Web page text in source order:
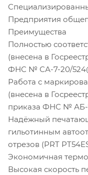
Предприятия
Преимущества
Полностью
(внесена в
ФНС № СА-7-20/
Работа с
(внесена в
приказа ФНС № АБ-
Надёжный
гильотинным
отрезов (PRT
Экономичная
Высокая скорость